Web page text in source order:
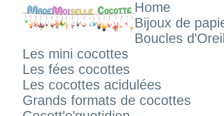
Home
Bijoux de
Boucles
Les mini cocottes
Les fées cocottes
Les cocottes acidulées
Grands formats de cocottes